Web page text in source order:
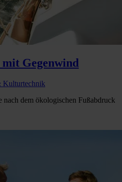
mit Gegenwind
Kulturtechnik
nach dem ökologischen Fußabdruck